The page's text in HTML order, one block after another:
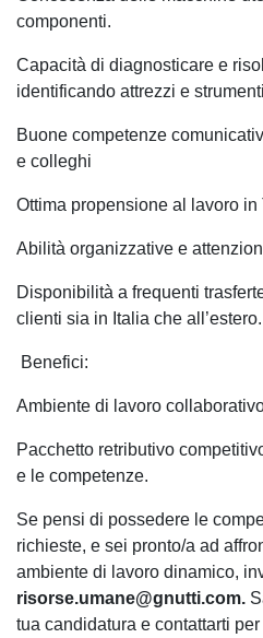
componenti.
Capacità di diagnosticare e
identificando attrezzi e
Buone competenze
e colleghi
Ottima propensione al lavoro in
Abilità organizzative e
Disponibilità a frequenti
clienti sia in Italia che all’estero.
Benefici:
Ambiente di lavoro
Pacchetto retributivo
e le competenze.
Se pensi di possedere le
richieste, e sei pronto/a ad
ambiente di lavoro dinamico,
risorse.umane@gnutti.com.
tua candidatura e contattarti